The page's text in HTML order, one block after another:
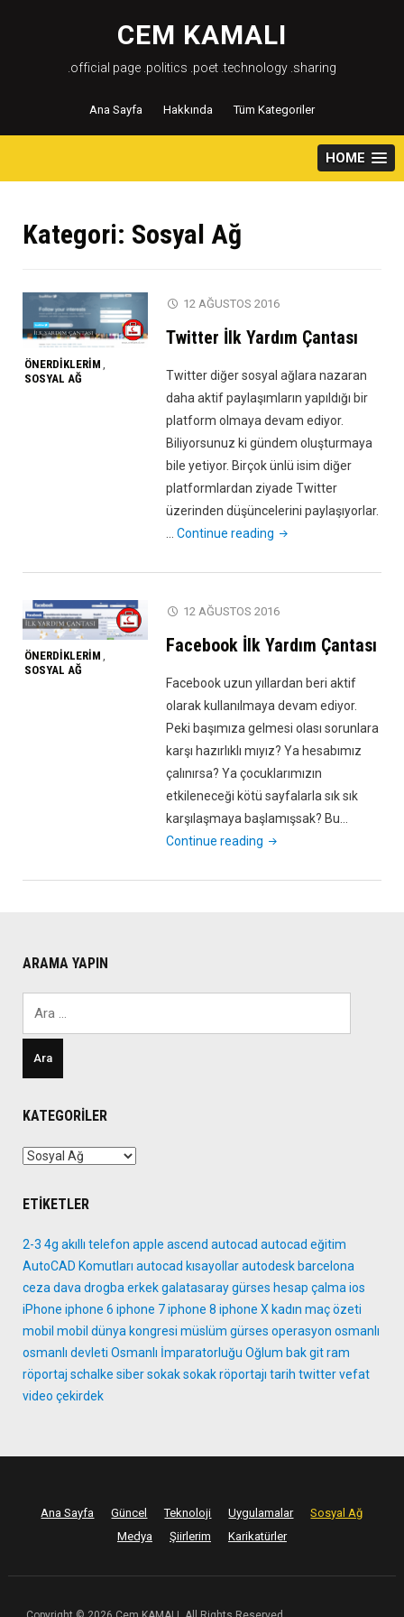
content
CEM KAMALI
.official page .politics .poet .technology .sharing
Ana Sayfa Hakkında Tüm Kategoriler
HOME
Kategori: Sosyal Ağ
ÖNERDIKLERIM ,
SOSYAL AĞ
12 AĞUSTOS 2016
Twitter İlk Yardım Çantası
Twitter diğer sosyal ağlara nazaran
daha aktif paylaşımların yapıldığı bir
platform olmaya devam ediyor.
Biliyorsunuz ki gündem oluşturmaya
bile yetiyor. Birçok ünlü isim diğer
platformlardan ziyade Twitter
üzerinden düşüncelerini paylaşıyorlar.
…Continue reading "Twitter
Yardım
ÖNERDIKLERIM
SOSYAL AĞ
12 AĞUSTOS 2016
Facebook İlk Yardım Çantası
Facebook uzun yıllardan beri aktif
olarak kullanılmaya devam ediyor.
Peki başımıza gelmesi olası sorunlara
karşı hazırlıklı mıyız? Ya hesabımız
çalınırsa? Ya çocuklarımızın
etkileneceği kötü sayfalarla sık sık
karşılaşmaya başlamışsak? Bu…
Continue reading "Facebook
Yardım
ARAMA YAPIN
KATEGORILER
Kategoriler
ETIKETLER
2-3 4g akıllı telefon apple ascend autocad autocad eğitim
AutoCAD Komutları autocad kısayollarautodesk barcelona
ceza dava drogba erkekgalatasaraygürses hesap çalma ios
iPhone iphone 6 iphone 7iphone 8 iphone X kadın maç özeti
mobil mobil dünya kongresi müslüm gürses operasyon osmanlı
osmanlı devleti Osmanlı İmparatorluğu Oğlum bak gitram
röportaj schalke sibersokaksokak röportajı tarih twittervefat
video çekirdek
Ana Sayfa Güncel Teknoloji Uygulamalar
Sosyal Ağ
Medya
Şiirlerim Karikatürler